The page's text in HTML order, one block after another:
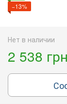
−13%
Нет в наличии
2 538 грн